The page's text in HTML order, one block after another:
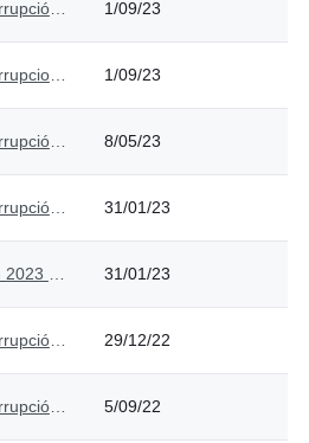
Plan anticorrupción y de atención al ciudadano 2023 - Versión 3 1/09/23
Plan anticorrupcion - Versión 3 1/09/23
Plan anticorrupción y de atención al ciudadano 2023 - Versión 2 8/05/23
Plan anticorrupción y de atención al ciudadano 2023 - Versión 1 31/01/23
31/01/23
Plan anticorrupción y de atención al ciudadano 2022 - Versión 4 29/12/22
Plan anticorrupción y de atención al ciudadano 2022 - Versión 2 5/09/22